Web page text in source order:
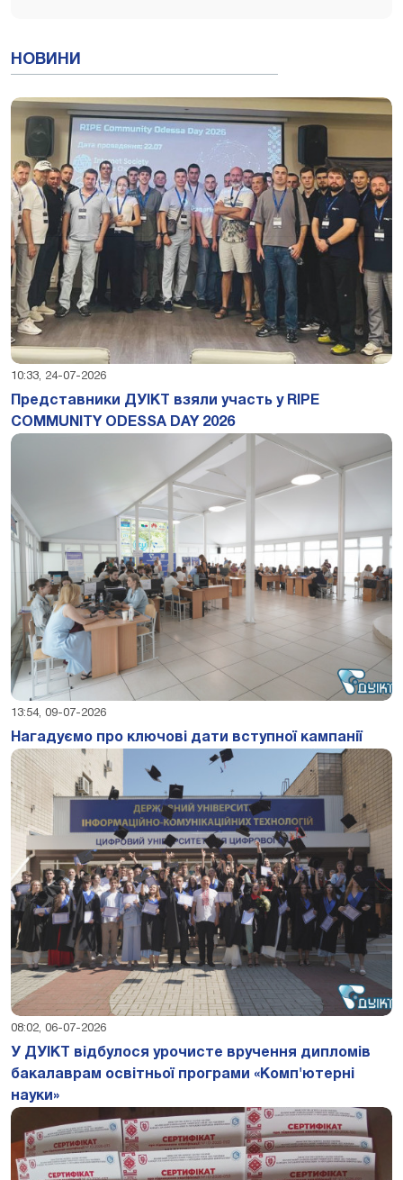
НОВИНИ
10:33, 24-07-2026
Представники ДУІКТ взяли участь у RIPE
COMMUNITY ODESSA DAY 2026
13:54, 09-07-2026
Нагадуємо про ключові дати вступної кампанії
08:02, 06-07-2026
У ДУІКТ відбулося урочисте вручення дипломів
бакалаврам освітньої програми «Комп'ютерні
науки»